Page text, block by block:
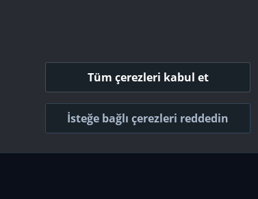
Tüm çerezleri kabul et
İsteğe bağlı çerezleri reddedin